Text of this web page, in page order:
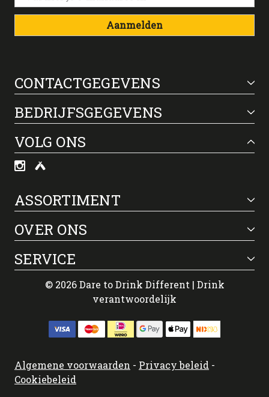
Aanmelden
CONTACTGEGEVENS
BEDRIJFSGEGEVENS
VOLG ONS
ASSORTIMENT
OVER ONS
SERVICE
© 2026 Dare to Drink Different | Drink
verantwoordelijk
Algemene voorwaarden - Privacy beleid -
Cookiebeleid